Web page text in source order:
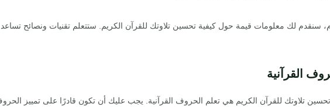
سنقدم لك معلومات قيمة حول كيفية تحسين تلاوتك للقرآن الكريم. ستتعلم تقنيات ونصائح
تلاوتك للقرآن الكريم هي تعلم الحروف القرآنية. يجب عليك أن تكون قادرًا على تمييز